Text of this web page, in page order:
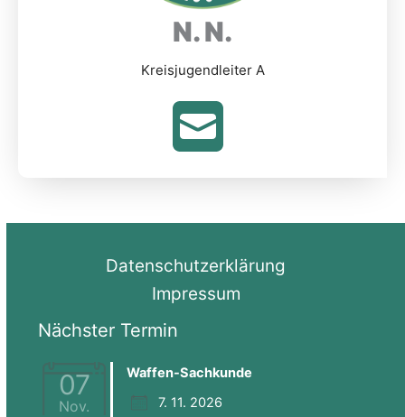
N. N.
Kreisjugendleiter A
Datenschutzerklärung
Impressum
Nächster Termin
07
Nov.
Waffen-Sachkunde
7. 11. 2026